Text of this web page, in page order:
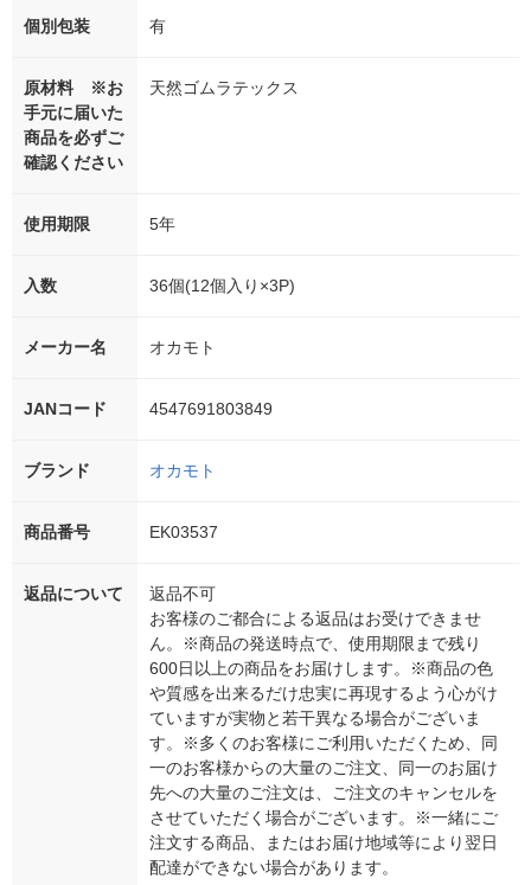
個別包装 有
原材料 ※お
手元に届いた
商品を必ずご
確認ください
天然ゴムラテックス
使用期限 5年
入数 36個(12個入り×3P)
メーカー名 オカモト
JANコード 4547691803849
ブランド オカモト
商品番号 EK03537
返品について
返品不可
お客様のご都合による返品はお受けできませ
ん。※商品の発送時点で、使用期限まで残り
600日以上の商品をお届けします。※商品の色
や質感を出来るだけ忠実に再現するよう心がけ
ていますが実物と若干異なる場合がございま
す。※多くのお客様にご利用いただくため、同
一のお客様からの大量のご注文、同一のお届け
先への大量のご注文は、ご注文のキャンセルを
させていただく場合がございます。※一緒にご
注文する商品、またはお届け地域等により翌日
配達ができない場合があります。